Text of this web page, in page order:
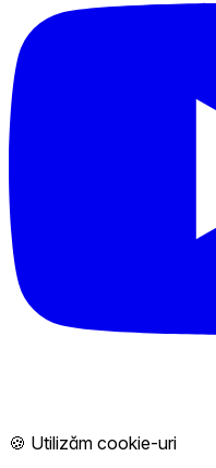
🍪 Utilizăm cookie-uri